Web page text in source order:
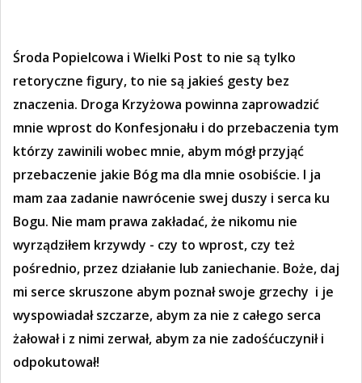
Środa Popielcowa i Wielki Post to nie są tylko
retoryczne figury, to nie są jakieś gesty bez
znaczenia. Droga Krzyżowa powinna zaprowadzić
mnie wprost do Konfesjonału i do przebaczenia tym
którzy zawinili wobec mnie, abym mógł przyjąć
przebaczenie jakie Bóg ma dla mnie osobiście. I ja
mam zaa zadanie nawrócenie swej duszy i serca ku
Bogu. Nie mam prawa zakładać, że nikomu nie
wyrządziłem krzywdy - czy to wprost, czy też
pośrednio, przez działanie lub zaniechanie. Boże, daj
mi serce skruszone abym poznał swoje grzechy i je
wyspowiadał szczarze, abym za nie z całego serca
żałował i z nimi zerwał, abym za nie zadośćuczynił i
odpokutował!